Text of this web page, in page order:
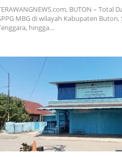
BUTON – Total
MBG di wilayah Kabupaten Buton,
hingga…